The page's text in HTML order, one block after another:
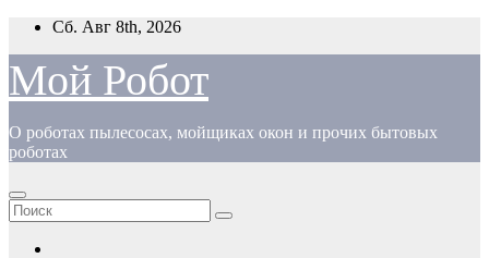
Перейти
содержимому
Сб. Авг 8th, 2026
Мой Робот
О роботах пылесосах, мойщиках окон и прочих бытовых
роботах